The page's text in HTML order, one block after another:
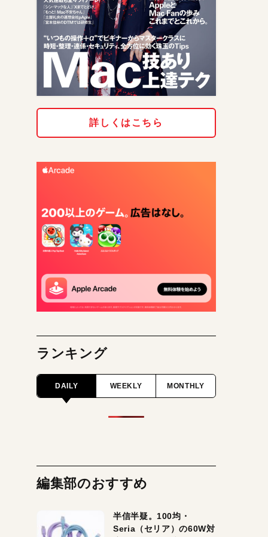
詳しくはこちら
ランキング
DAILY WEEKLY MONTHLY
編集部のおすすめ
半信半疑。100均・
Seria（セリア）の60W対